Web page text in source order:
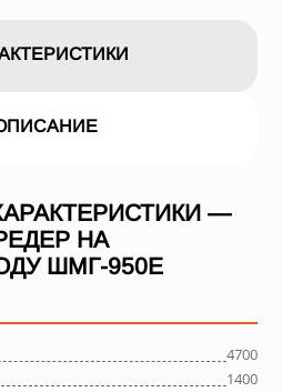
—
НА
ШМГ-950Е
4700
1400